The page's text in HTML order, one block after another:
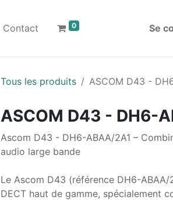
Contact 0 Se
Tous les produits ASCOM D43 -
ASCOM D43 - DH6-
Ascom D43 - DH6-ABAA/2A1 –
audio large bande
Le Ascom D43 (référence DH6-
DECT haut de gamme, spécialement